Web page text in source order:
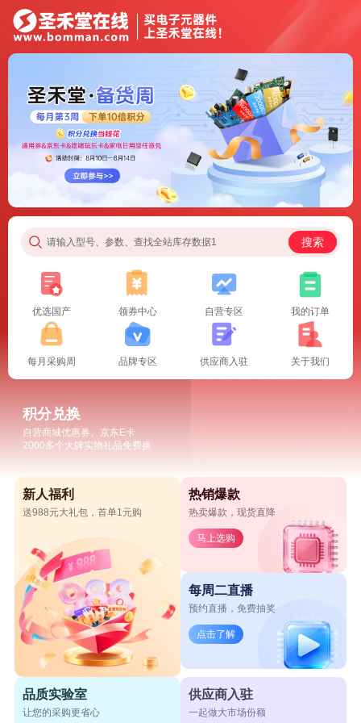
请输入型号、参数、查找全站库存数据1 搜索
优选国产 领券中心 自营专区 我的订单
每月采购周 品牌专区 供应商入驻 关于我们
积分兑换
自营商城优惠券、京东E卡
2000多个大牌实物礼品免费换
新人福利
送988元大礼包，首单1元购
热销爆款
热卖爆款，现货直降
马上选购
每周二直播
预约直播，免费抽奖
点击了解
品质实验室
让您的采购更省心
供应商入驻
一起做大市场份额